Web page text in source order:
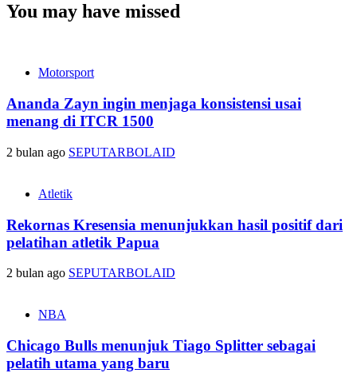
You may have missed
Motorsport
Ananda Zayn ingin menjaga konsistensi usai
menang di ITCR 1500
2 bulan ago SEPUTARBOLAID
Atletik
Rekornas Kresensia menunjukkan hasil positif dari
pelatihan atletik Papua
2 bulan ago SEPUTARBOLAID
NBA
Chicago Bulls menunjuk Tiago Splitter sebagai
pelatih utama yang baru